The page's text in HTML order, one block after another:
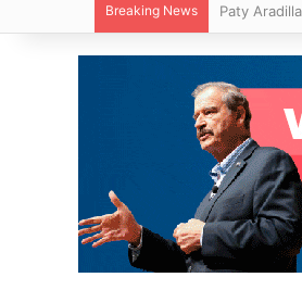
Breaking News Paty